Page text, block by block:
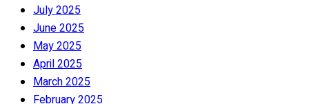
July 2025
June 2025
May 2025
April 2025
March 2025
February 2025